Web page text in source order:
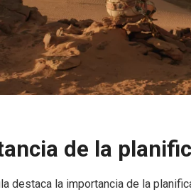
de la
destaca la importancia de la